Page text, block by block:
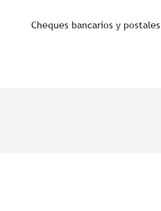
Cheques bancarios y postales